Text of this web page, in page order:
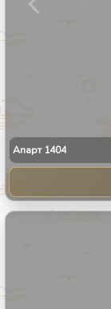
Апарт 1404